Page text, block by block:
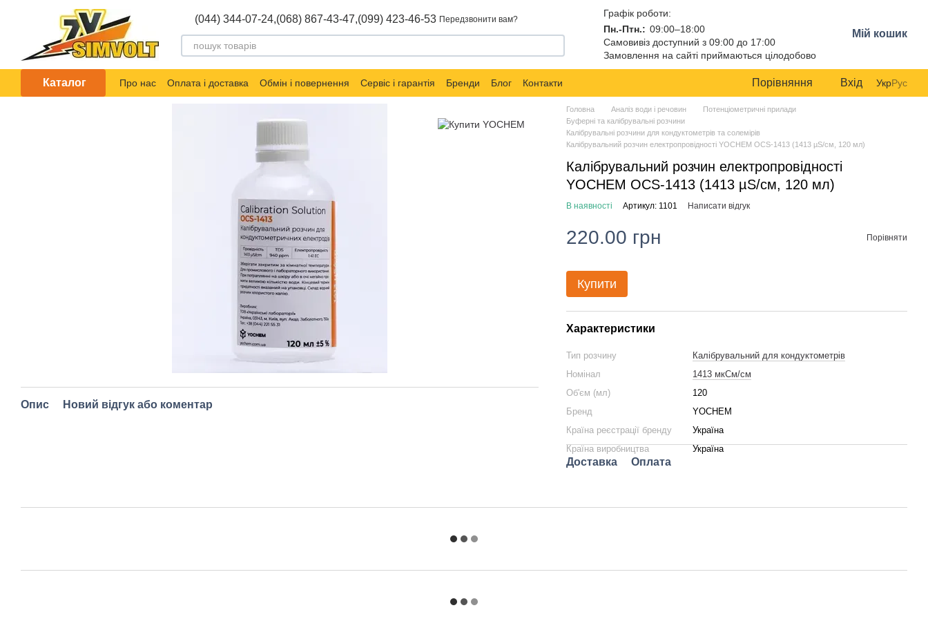
Перейти до основного контенту
(044) 344-07-24,(068) 867-43-47,(099) 423-46-53 Передзвонити вам?
Графік роботи:
Пн.-Птн.: 09:00–18:00
Самовивіз доступний з 09:00 до 17:00
Замовлення на сайті приймаються цілодобово
Мій кошик
Каталог Про нас Оплата і доставка Обмін і повернення Сервіс і гарантія Бренди Блог Контакти Порівняння Вхід УкрРус
Опис Новий відгук або коментар
Головна Аналіз води і речовин
Потенціометричні прилади
Буферні та калібрувальні розчини
Калібрувальні розчини для кондуктометрів та солемірів
Калібрувальний розчин електропровідності YOCHEM OCS-1413 (1413 µS/см, 120 мл)
Калібрувальний розчин електропровідності
YOCHEM OCS-1413 (1413 µS/см, 120 мл)
В наявності Артикул: 1101 Написати відгук
220.00 грн Порівняти
Купити
Характеристики
Тип розчину
Калібрувальний для кондуктометрів
Номінал
1413 мкСм/см
Об'єм (мл)
120
Бренд
YOCHEM
Країна реєстрації бренду
Україна
Країна виробництва
Україна
Доставка Оплата